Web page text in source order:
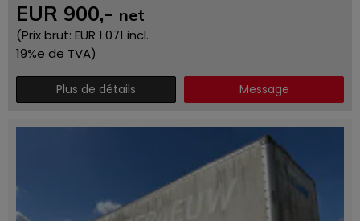
EUR 900,- net
(Prix ​​brut: EUR 1.071 incl.
19%e de TVA)
Plus de détails Message